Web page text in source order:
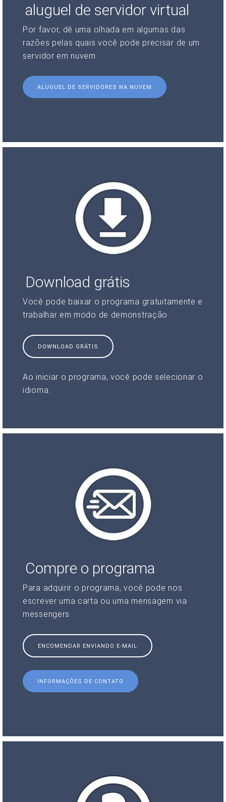
aluguel de servidor virtual
Por favor, dê uma olhada em algumas das
razões pelas quais você pode precisar de um
servidor em nuvem.
ALUGUEL DE SERVIDORES NA NUVEM
Download grátis
Você pode baixar o programa gratuitamente e
trabalhar em modo de demonstração
DOWNLOAD GRÁTIS
Ao iniciar o programa, você pode selecionar o
idioma.
Compre o programa
Para adquirir o programa, você pode nos
escrever uma carta ou uma mensagem via
messengers
ENCOMENDAR ENVIANDO E-MAIL
INFORMAÇÕES DE CONTATO